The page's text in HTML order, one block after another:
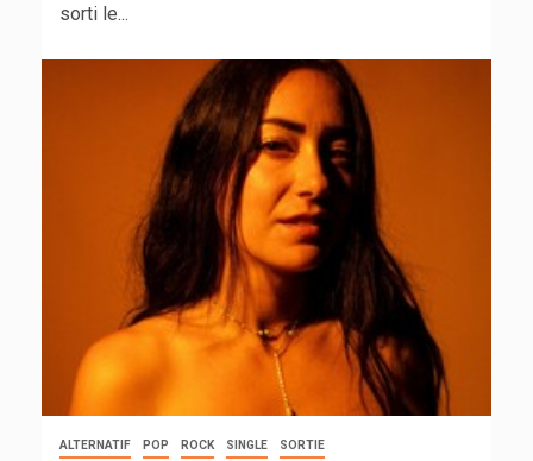
sorti le...
ALTERNATIF POP ROCK SINGLE SORTIE